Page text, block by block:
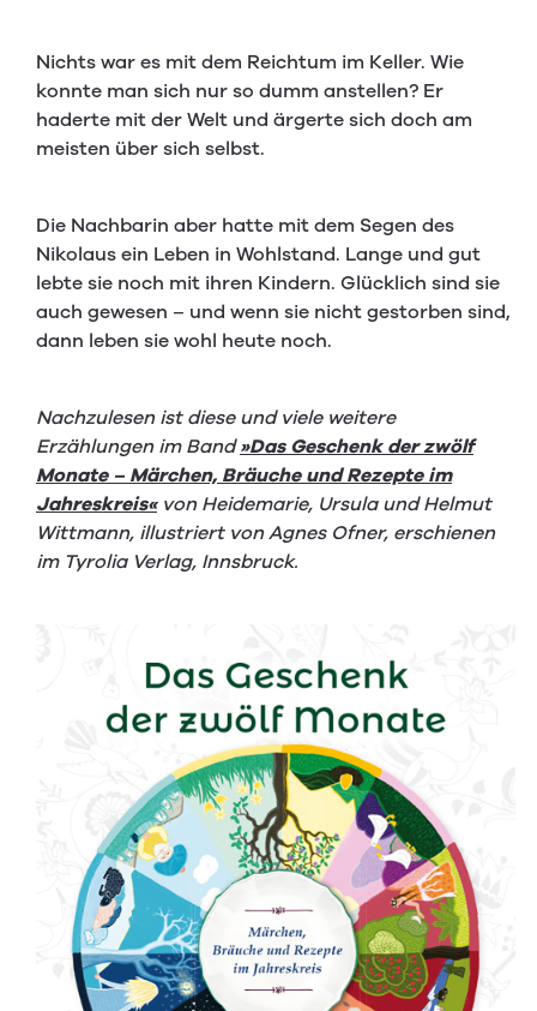
Nichts war es mit dem Reichtum im Keller. Wie
konnte man sich nur so dumm anstellen? Er
haderte mit der Welt und ärgerte sich doch am
meisten über sich selbst.
Die Nachbarin aber hatte mit dem Segen des
Nikolaus ein Leben in Wohlstand. Lange und gut
lebte sie noch mit ihren Kindern. Glücklich sind sie
auch gewesen – und wenn sie nicht gestorben sind,
dann leben sie wohl heute noch.
Nachzulesen ist diese und viele weitere
Erzählungen im Band»Das Geschenk der zwölf
Monate – Märchen, Bräuche und Rezepte im
Jahreskreis«von Heidemarie, Ursula und Helmut
Wittmann, illustriert von Agnes Ofner, erschienen
im Tyrolia Verlag, Innsbruck.